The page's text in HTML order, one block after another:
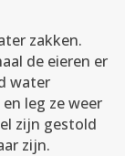
zakken.
de eieren er
water
leg ze weer
zijn gestold
zijn.